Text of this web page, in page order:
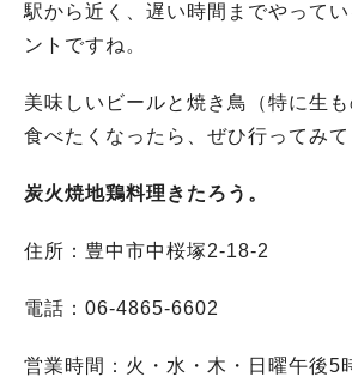
駅から近く、遅い時間までやって
ントですね。
美味しいビールと焼き鳥（特に生
食べたくなったら、ぜひ行ってみて
炭火焼地鶏料理きたろう。
住所：豊中市中桜塚2-18-2
電話：06-4865-6602
営業時間：火・水・木・日曜午後5
#今週どこいく？ #自然とふれあう #ランチ #カ
#教えたい／教えて投稿記事 #大阪学院大 商品
#あなたはどっち？